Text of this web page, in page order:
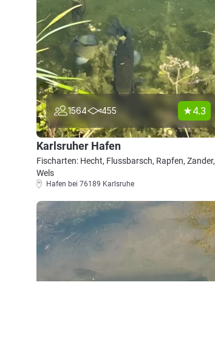
1564 455 4.3
Karlsruher Hafen
Fischarten: Hecht, Flussbarsch, Rapfen, Zander,
Wels
Hafen bei 76189 Karlsruhe